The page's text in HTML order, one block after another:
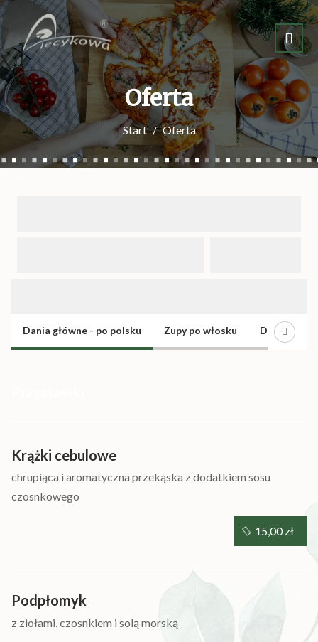
Oferta
Start Oferta
Oferta
Dania główne - po polsku Zupy po włosku Dania
Krążki cebulowe
chrupiąca i aromatyczna przekąska z dodatkiem sosu
czosnkowego
Podpłomyk
z ziołami, czosnkiem i solą morską